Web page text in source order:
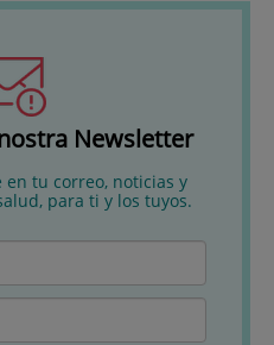
Newsletter
tu correo, noticias y
para ti y los tuyos.